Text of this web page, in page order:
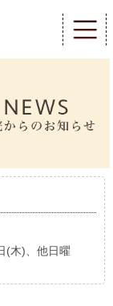
(木)、他日曜